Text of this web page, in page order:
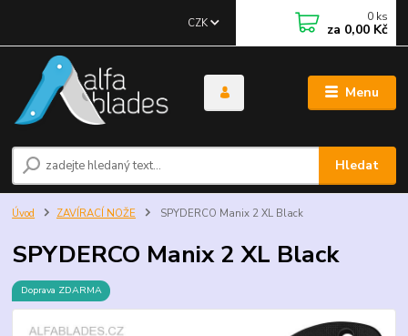
Menu
CZK
Hledat
0 ks
za 0,00 Kč
Úvod ZAVÍRACÍ NOŽE SPYDERCO Manix 2 XL Black
SPYDERCO Manix 2 XL Black
Doprava ZDARMA